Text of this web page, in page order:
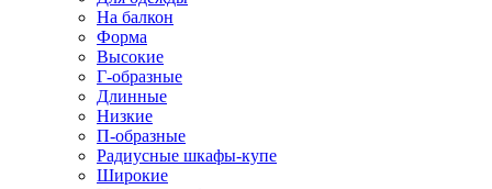
На балкон
Форма
Высокие
Г-образные
Длинные
Низкие
П-образные
Радиусные шкафы-купе
Широкие